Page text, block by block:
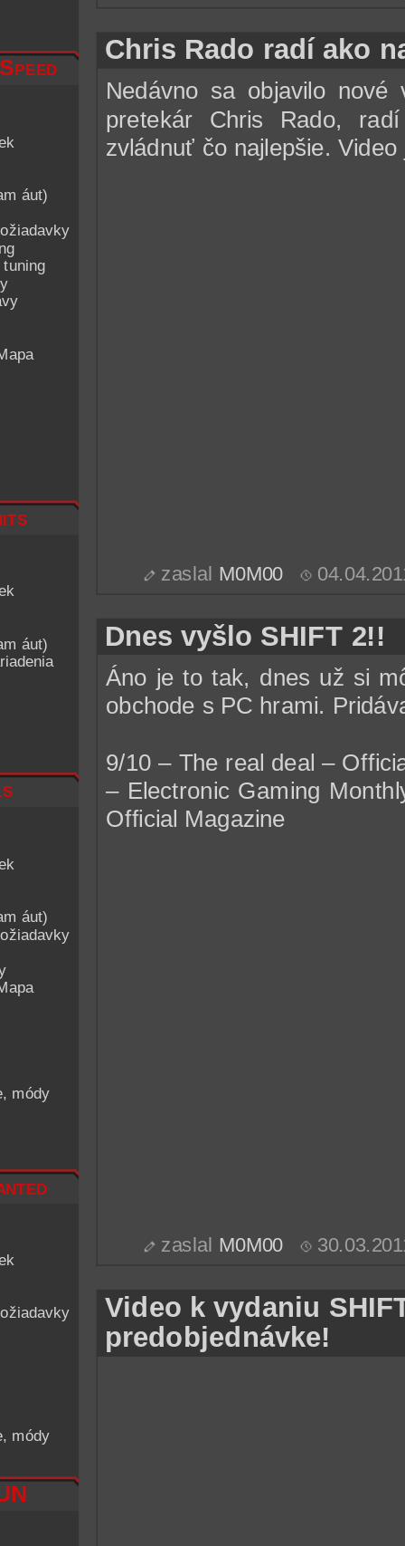
áut)
áut)
áut)
módy
módy
Chris Rado radí ako
Nedávno sa objavilo
pretekár Chris Rado,
zvládnuť čo najlepšie.
zaslal M0M00
Dnes vyšlo SHIFT 2!!
Áno je to tak, dnes už si
obchode s PC hrami.
9/10 – The real deal –
– Electronic Gaming
Official Magazine
zaslal M0M00
Video k vydaniu
predobjednávke!